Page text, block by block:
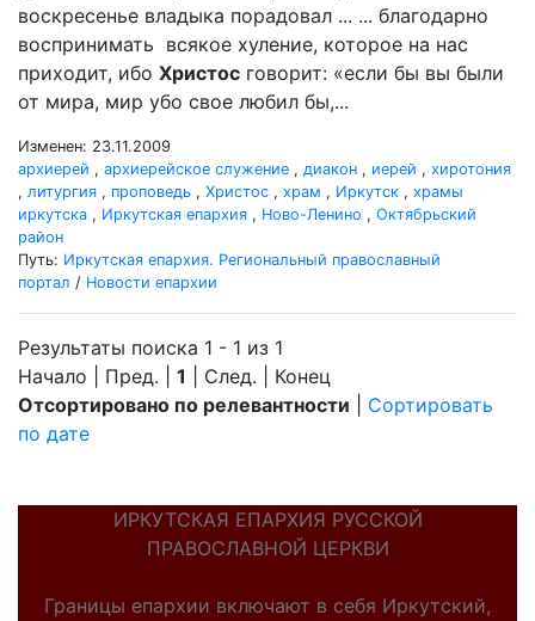
воскресенье владыка порадовал ... ... благодарно
воспринимать всякое хуление, которое на нас
приходит, ибо Христос говорит: «если бы вы были
от мира, мир убо свое любил бы,...
Изменен: 23.11.2009
архиерей , архиерейское служение , диакон , иерей , хиротония
, литургия , проповедь , Христос , храм , Иркутск , храмы
иркутска , Иркутская епархия , Ново-Ленино , Октябрьский
район
Путь: Иркутская епархия. Региональный православный
портал / Новости епархии
Результаты поиска 1 - 1 из 1
Начало | Пред. | 1 | След. | Конец
Отсортировано по релевантности
Сортировать
по дате
ИРКУТСКАЯ ЕПАРХИЯ РУССКОЙ
ПРАВОСЛАВНОЙ ЦЕРКВИ
Границы епархии включают в себя Иркутский,